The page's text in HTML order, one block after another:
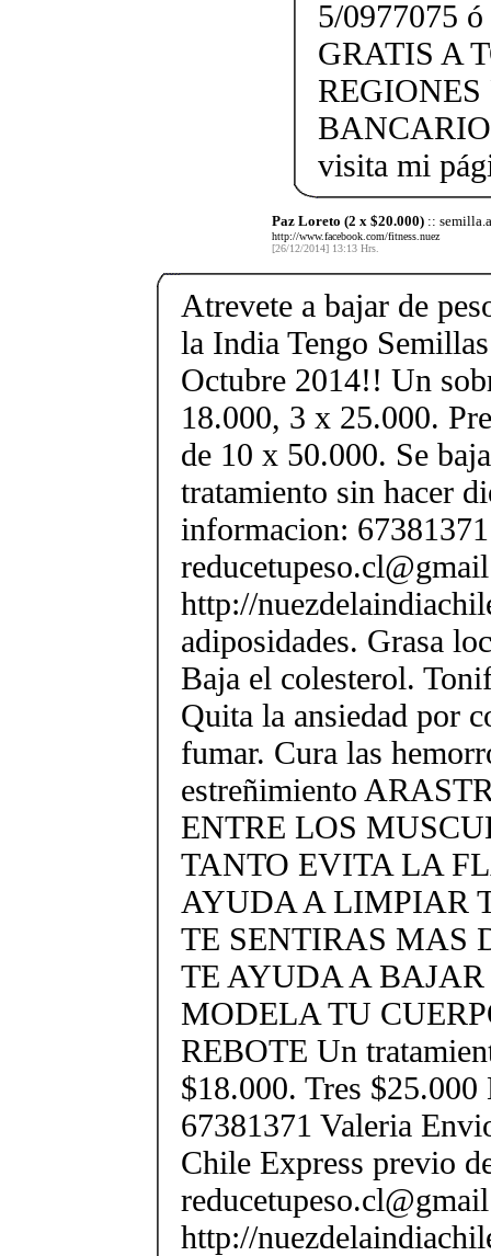
5/0977075
GRATIS A
visita mi
Paz Loreto (2 x $20.000)::
http://www.facebook.com/fitness.nuez
[26/12/2014] 13:13 Hrs.
Atrevete a bajar de
la India Tengo
Octubre 2014!! Un
18.000, 3 x 25.000.
de 10 x 50.000. Se
tratamiento sin hacer
informacion:
http://
adiposidades. Grasa
Baja el colesterol.
Quita la ansiedad por
fumar. Cura las
estreñimiento
ENTRE LOS
TANTO EVITA LA
AYUDA A LIMPIAR
TE SENTIRAS MAS
TE AYUDA A
MODELA TU
REBOTE Un
$18.000. Tres
67381371 Valeria
Chile Express previo
http://